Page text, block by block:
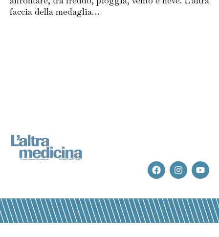
faccia della medaglia…